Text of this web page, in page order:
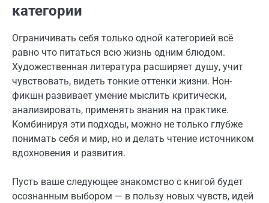
категории
Ограничивать себя только одной категорией всё
равно что питаться всю жизнь одним блюдом.
Художественная литература расширяет душу, учит
чувствовать, видеть тонкие оттенки жизни. Нон-
фикшн развивает умение мыслить критически,
анализировать, применять знания на практике.
Комбинируя эти подходы, можно не только глубже
понимать себя и мир, но и делать чтение источником
вдохновения и развития.
Пусть ваше следующее знакомство с книгой будет
осознанным выбором — в пользу новых чувств, идей